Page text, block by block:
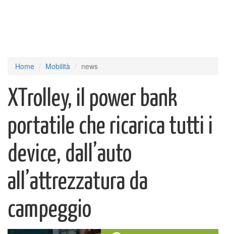
Home Mobilità news
XTrolley, il power bank
portatile che ricarica tutti i
device, dall’auto
all’attrezzatura da
campeggio